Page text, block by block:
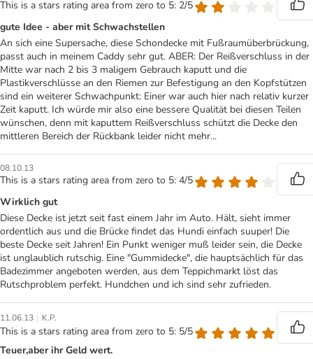
This is a stars rating area from zero to 5: 2/5
gute Idee - aber mit Schwachstellen
An sich eine Supersache, diese Schondecke mit Fußraumüberbrückung,
passt auch in meinem Caddy sehr gut. ABER: Der Reißverschluss in der
Mitte war nach 2 bis 3 maligem Gebrauch kaputt und die
Plastikverschlüsse an den Riemen zur Befestigung an den Kopfstützen
sind ein weiterer Schwachpunkt: Einer war auch hier nach relativ kurzer
Zeit kaputt. Ich würde mir also eine bessere Qualität bei diesen Teilen
wünschen, denn mit kaputtem Reißverschluss schützt die Decke den
mittleren Bereich der Rückbank leider nicht mehr...
08.10.13
This is a stars rating area from zero to 5: 4/5
Wirklich gut
Diese Decke ist jetzt seit fast einem Jahr im Auto. Hält, sieht immer
ordentlich aus und die Brücke findet das Hundi einfach suuper! Die
beste Decke seit Jahren! Ein Punkt weniger muß leider sein, die Decke
ist unglaublich rutschig. Eine "Gummidecke", die hauptsächlich für das
Badezimmer angeboten werden, aus dem Teppichmarkt löst das
Rutschproblem perfekt. Hundchen und ich sind sehr zufrieden.
11.06.13 | K.P.
This is a stars rating area from zero to 5: 5/5
Teuer,aber ihr Geld wert.